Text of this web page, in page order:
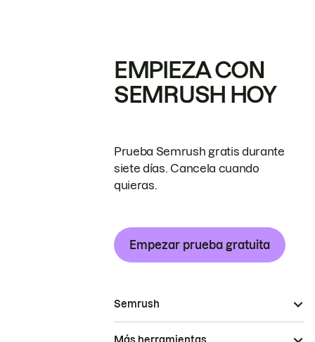
EMPIEZA CON
SEMRUSH HOY
Prueba Semrush gratis durante
siete días. Cancela cuando
quieras.
Empezar prueba gratuita
Semrush